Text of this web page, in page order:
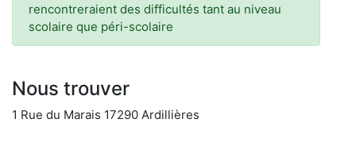
rencontreraient des difficultés tant au niveau
scolaire que péri-scolaire
Nous trouver
1 Rue du Marais 17290 Ardillières